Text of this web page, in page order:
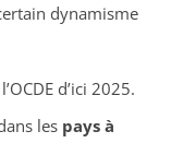
dynamisme
d’ici 2025.
les pays à